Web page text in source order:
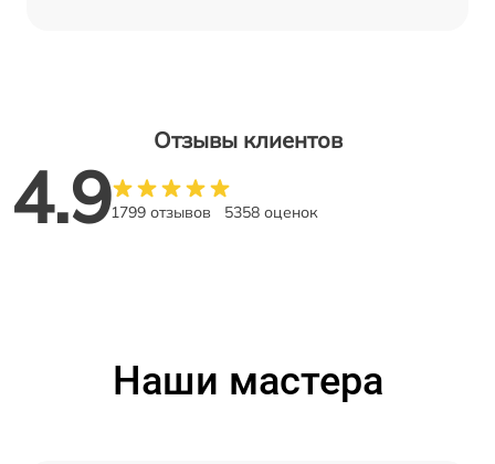
Отзывы клиентов
4.91799 отзывов 5358 оценок
Наши мастера